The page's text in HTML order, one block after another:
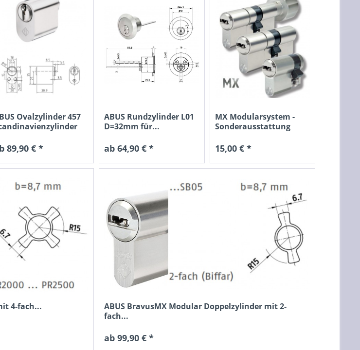
Ovalzylinder 457
89,90 € *
ABUS Rundzylinder L01
D=32mm für...
ab 64,90 € *
4-fach...
ABUS BravusMX Modular Doppelzylinder mit 2-
fach...
ab 99,90 € *
MX Modularsystem -
Sonderausstattung
15,00 € *